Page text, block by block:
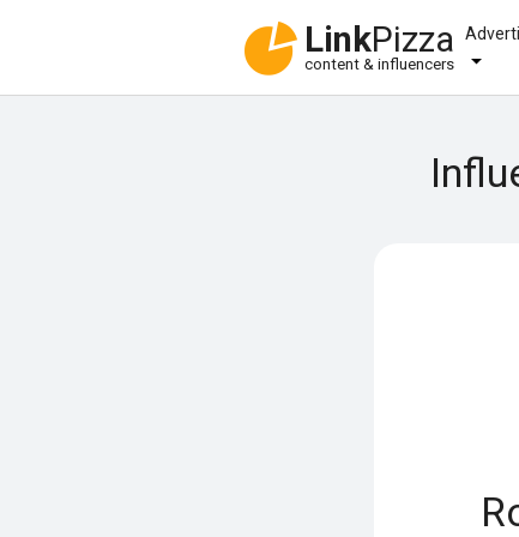
LinkPizza
content & influencers